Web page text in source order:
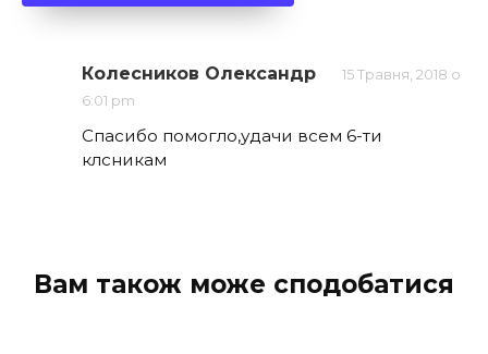
Колесников Олександр
15 Травня, 2018 о
6:01 pm
Спасибо помогло,удачи всем 6-ти
клсникам
Вам також може сподобатися